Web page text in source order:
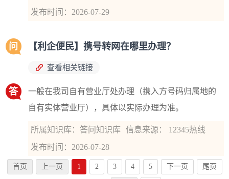
发布时间：2026-07-29
问 【利企便民】携号转网在哪里办理？
查看相关链接
答
一般在我司自有营业厅处办理（携入方号码归属地的
自有实体营业厅），具体以实际办理为准。
所属知识库：答问知识库 信息来源： 12345热线
发布时间：2026-07-28
首页 上一页 1 2 3 4 5 下一页 尾页